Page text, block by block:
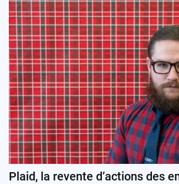
Plaid, la revente d’actions des